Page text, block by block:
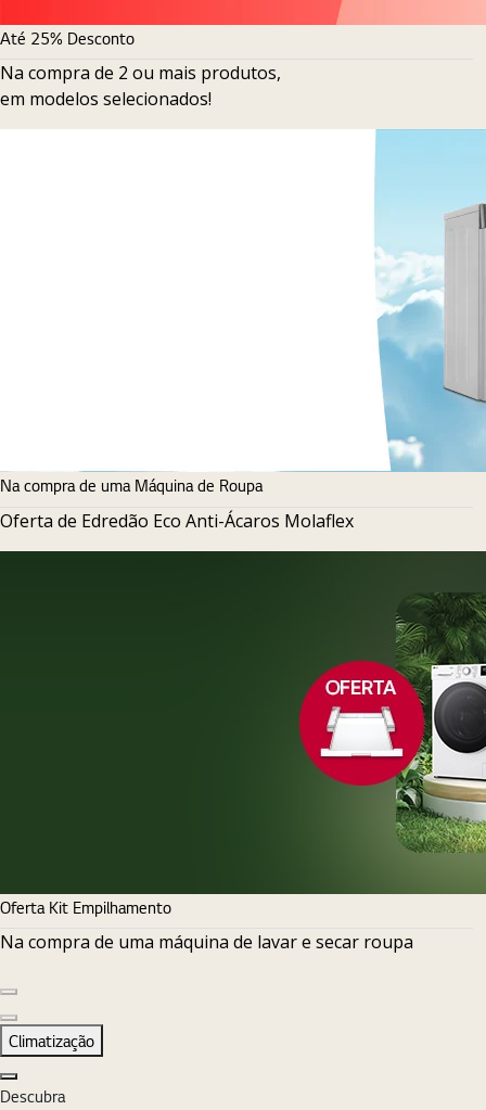
Até 25% Desconto
Na compra de 2 ou mais produtos,
em modelos selecionados!
Na compra de uma Máquina de Roupa
Oferta de Edredão Eco Anti-Ácaros Molaflex
Oferta Kit Empilhamento
Na compra de uma máquina de lavar e secar roupa
Diapositivo seguinte
Climatização
Fechar
Descubra